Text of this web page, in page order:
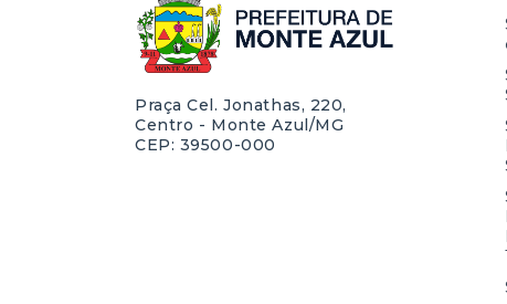
Praça Cel. Jonathas, 220,
Centro - Monte Azul/MG
CEP: 39500-000